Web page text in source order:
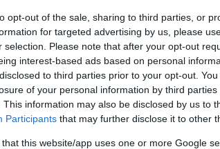
opt-out of the sale, sharing to third parties, or
for targeted advertising by us, please
selection. Please note that after your opt-out
interest-based ads based on personal
to third parties prior to your opt-out.
of your personal information by third parties
This information may also be disclosed by us to
Participants that may further disclose it to other
that this website/app uses one or more Google